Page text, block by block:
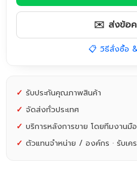
✉️ ส่งข้อค
📋 วิธีสั่งซื้อ
✓ รับประกันคุณภาพสินค้า
✓ จัดส่งทั่วประเทศ
✓ บริการหลังการขาย โดยทีมงานมื
✓ ตัวแทนจำหน่าย / องค์กร · รับเค